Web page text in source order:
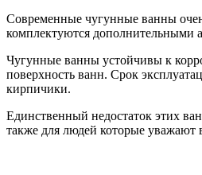
Современные чугунные ванны
комплектуются дополнительными
Чугунные ванны устойчивы к
поверхность ванн. Срок
кирпичики.
Единственный недостаток этих
также для людей которые уважают